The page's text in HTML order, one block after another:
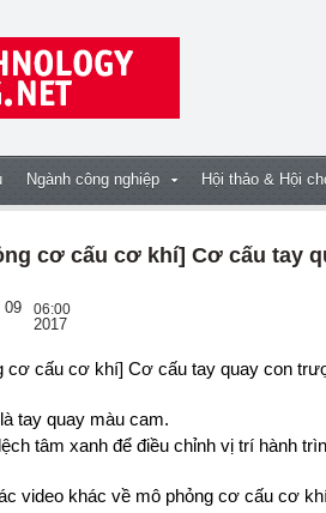
Ngành công nghiệp Hội thảo & Hội
cơ cấu cơ khí] Cơ cấu tay
09 06:00
2017
cơ cấu cơ khí] Cơ cấu tay quay con
tay quay màu cam.
tâm xanh để điều chỉnh vị trí hành
video khác về mô phỏng cơ cấu cơ